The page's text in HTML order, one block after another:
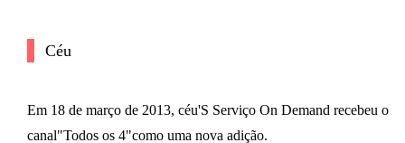
Céu
Em 18 de março de 2013, céu'S Serviço On Demand recebeu o
canal"Todos os 4"como uma nova adição.